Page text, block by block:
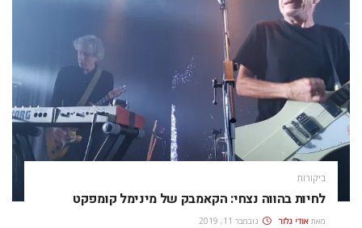
ביקורות
לחיות בהווה נצחי: הקאמבק של מינימל קומפקט
מאת אודי גלזר נובמבר 11, 2019